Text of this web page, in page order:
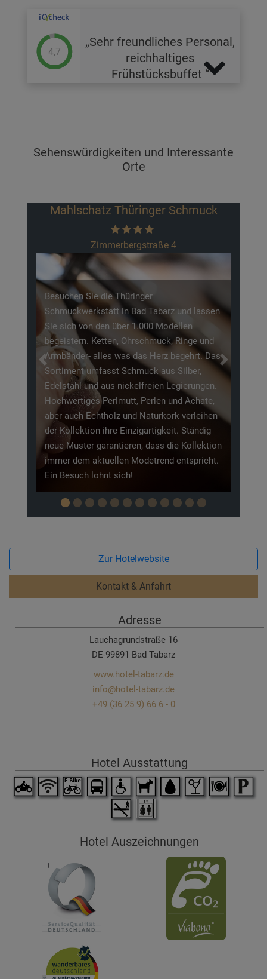
4,7
Sehr freundliches Personal,
reichhaltiges
Frühstücksbuffet
Sehenswürdigkeiten und Interessante
Orte
Märchenwiese
Lauchagrundstraße 48
Im Zentrum von Bad Tabarz befindet sich der
Lauchagrund, welcher jedes Jahr wieder mit
seinen Märchenfiguren auf einen
Spaziergang für die Großen und
Entdeckertour für die Kleinen einlädt. Am
bekanntesten hier ist wohl der
Struwwelpeter, welcher in alles Generationen
bekannt ist.
Previous Next
Zur Hotelwebsite
Kontakt & Anfahrt
Adresse
Lauchagrundstraße 16
DE-99891 Bad Tabarz
www.hotel-tabarz.de
info@hotel-tabarz.de
+49 (36 25 9) 66 6 - 0
Hotel Ausstattung
Hotel Auszeichnungen